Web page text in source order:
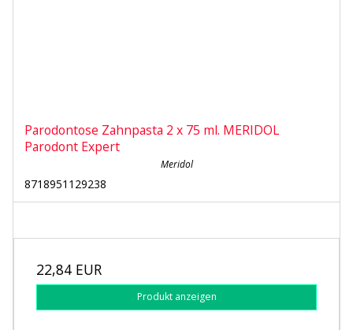
Parodontose Zahnpasta 2 x 75 ml. MERIDOL
Parodont Expert
Meridol
8718951129238
22,84 EUR
Produkt anzeigen